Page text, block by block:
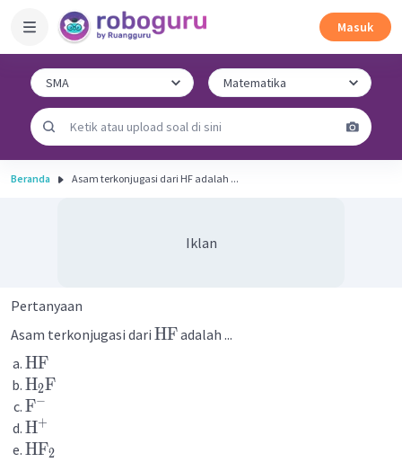
Masuk
Beranda Asam terkonjugasi dari HF adalah ...
Iklan
Pertanyaan
Asam terkonjugasi dari HFadalah ...
HF
H2F
F−
H+
HF2